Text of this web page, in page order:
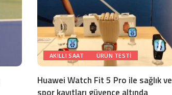
AKILLI SAAT ÜRÜN TESTI
Huawei Watch Fit 5 Pro ile sağlık ve